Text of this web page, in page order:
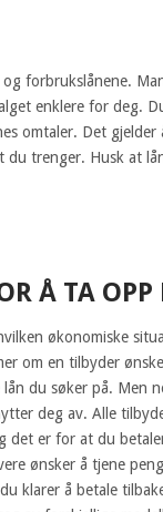
forbrukslånene.
enklere for deg.
omtaler. Det gjelder
du trenger. Husk at
Å TA OPP
økonomiske
om en tilbyder
du søker på. Men
deg av. Alle
det er for at du
ønsker å tjene
klarer å betale